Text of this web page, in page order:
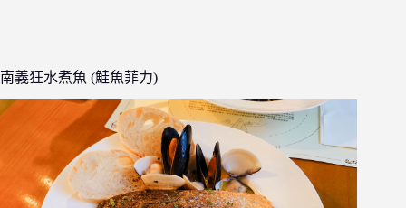
南義狂水煮魚 (鮭魚菲力)